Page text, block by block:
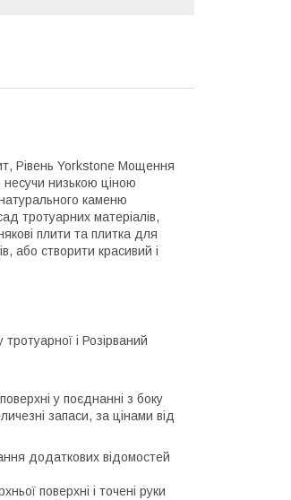
Рівень Yorkstone Мощення
несучи низькою ціною
каменю
тротуарних матеріалів,
плити та плитка для
або створити красивий і
і Розірваний
у поєднанні з боку
запаси, за цінами від
додаткових відомостей
поверхні і точені руки